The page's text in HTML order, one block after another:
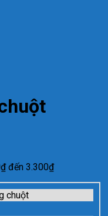
đến 3.300₫
chuột